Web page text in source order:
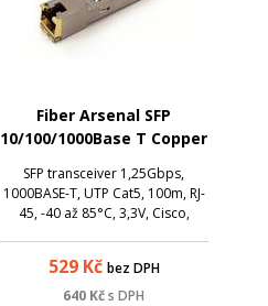
Fiber Arsenal SFP
10/100/1000Base T Copper
Ceragon kompatibilní
SFP transceiver 1,25Gbps,
1000BASE-T, UTP Cat5, 100m, RJ-
45, -40 až 85°C, 3,3V, Cisco,
529Kč bez DPH
640 Kčs DPH